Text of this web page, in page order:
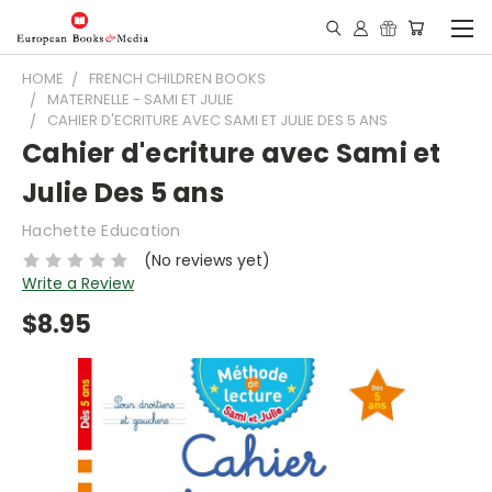
HOME
FRENCH CHILDREN BOOKS
MATERNELLE - SAMI ET JULIE
CAHIER D'ECRITURE AVEC SAMI ET JULIE DES 5 ANS
Cahier d'ecriture avec Sami et
Julie Des 5 ans
Hachette Education
(No reviews yet)
Write a Review
$8.95